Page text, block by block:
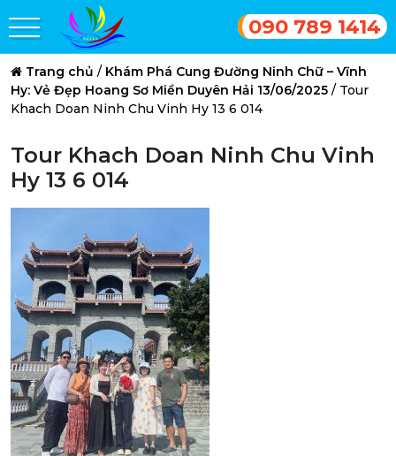
090 789 1414
Trang chủ / Khám Phá Cung Đường Ninh Chữ – Vĩnh
Hy: Vẻ Đẹp Hoang Sơ Miền Duyên Hải 13/06/2025 / Tour
Khach Doan Ninh Chu Vinh Hy 13 6 014
Tour Khach Doan Ninh Chu Vinh
Hy 13 6 014